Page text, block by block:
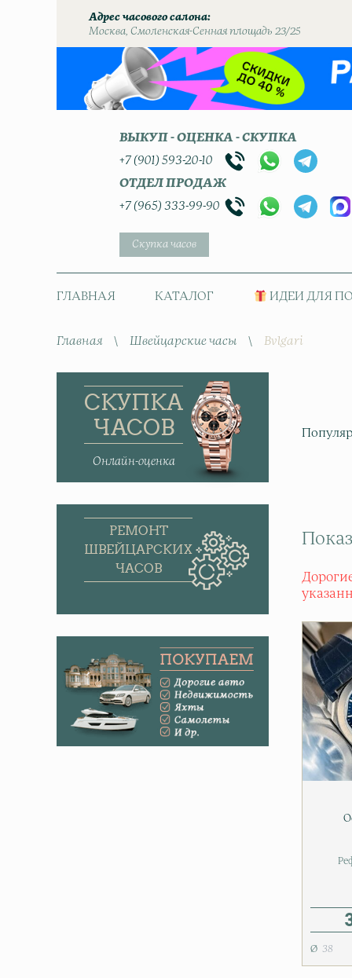
Адрес часового салона
Москва, Смоленская-Сенная площадь 23/25
ВЫКУП - ОЦЕНКА - СКУПКА
+7 (901) 593-20-10
ОТДЕЛ ПРОДАЖ
+7 (965) 333-99-90
Скупка часов
ГЛАВНАЯ КАТАЛОГ ИДЕИ ДЛЯ
Главная \ Швейцарские часы \ Bvlgari
СКУПКА
ЧАСОВ
Онлайн-оценка
РЕМОНТ
ШВЕЙЦАРСКИХ
ЧАСОВ
38